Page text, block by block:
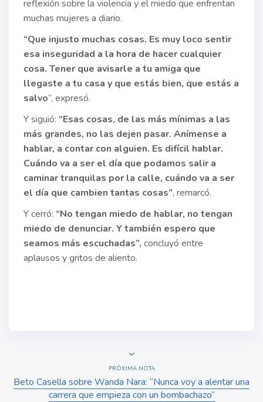
reflexión sobre la violencia y el miedo que enfrentan
muchas mujeres a diario.
“Que injusto muchas cosas. Es muy loco sentir
esa inseguridad a la hora de hacer cualquier
cosa. Tener que avisarle a tu amiga que
llegaste a tu casa y que estás bien, que estás a
salvo“, expresó.
Y siguió: “Esas cosas, de las más mínimas a las
más grandes, no las dejen pasar. Anímense a
hablar, a contar con alguien. Es difícil hablar.
Cuándo va a ser el día que podamos salir a
caminar tranquilas por la calle, cuándo va a ser
el día que cambien tantas cosas”, remarcó.
Y cerró: “No tengan miedo de hablar, no tengan
miedo de denunciar. Y también espero que
seamos más escuchadas”, concluyó entre
aplausos y gritos de aliento.
PRÓXIMA NOTA
Beto Casella sobre Wanda Nara: “Nunca voy a alentar una
carrera que empieza con un bombachazo”